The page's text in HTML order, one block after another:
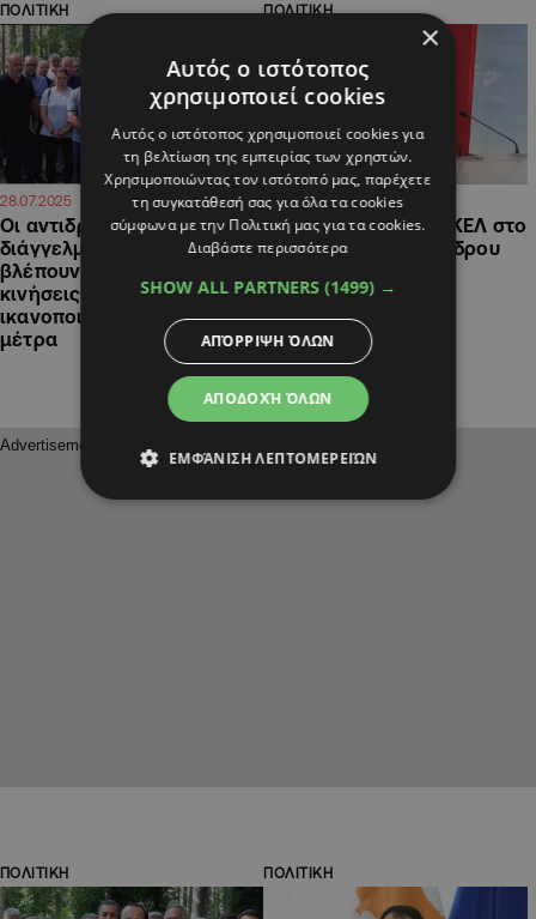
ΠΟΛΙΤΙΚΗ
28.07.2025
Οι αντιδράσεις για το
διάγγελμα: Κάποιοι
βλέπουν «επικοινωνιακές
κινήσεις» και κάποιοι
ικανοποιήθηκαν με τα
μέτρα
ΠΟΛΙΤΙΚΗ
27.07.2025 21:02
Πρώτη αντίδραση ΑΚΕΛ στο
διάγγελμα του Προέδρου
ΠΟΛΙΤΙΚΗ ΠΟΛΙΤΙΚΗ
×
Αυτός ο ιστότοπος
χρησιμοποιεί cookies
Αυτός ο ιστότοπος χρησιμοποιεί cookies για
τη βελτίωση της εμπειρίας των χρηστών.
Χρησιμοποιώντας τον ιστότοπό μας, παρέχετε
τη συγκατάθεσή σας για όλα τα cookies
σύμφωνα με την Πολιτική μας για τα cookies.
Διαβάστε περισσότερα
SHOW ALL PARTNERS (1499) →
ΑΠΟΔΟΧΉ ΌΛΩΝ
ΑΠΌΡΡΙΨΗ ΌΛΩΝ
ΕΜΦΆΝΙΣΗ ΛΕΠΤΟΜΕΡΕΙΏΝ